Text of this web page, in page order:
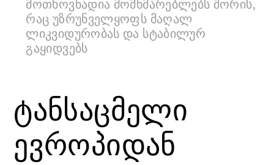
მოთხოვნადია მომხმარებლებს შორის,
რაც უზრუნველყოფს მაღალ
ლიკვიდურობას და სტაბილურ
გაყიდვებს
ტანსაცმელი
ევროპიდან